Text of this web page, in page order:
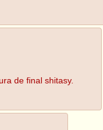
de final shitasy.